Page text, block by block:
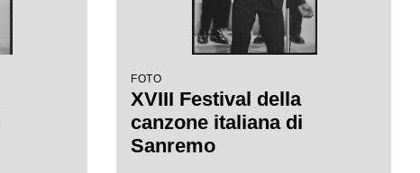
FOTO
XVIII Festival della
canzone italiana di
Sanremo